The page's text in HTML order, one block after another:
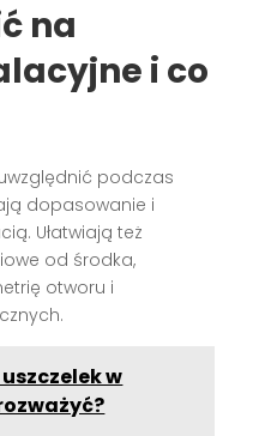
na
i co
podczas
dopasowanie i
Ułatwiają też
od środka,
otworu i
w